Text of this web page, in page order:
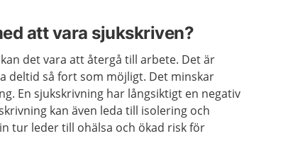
att vara sjukskriven?
det vara att återgå till arbete. Det är
deltid så fort som möjligt. Det minskar
En sjukskrivning har långsiktigt en negativ
kan även leda till isolering och
tur leder till ohälsa och ökad risk för